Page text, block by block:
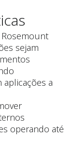
sejam
a
operando até